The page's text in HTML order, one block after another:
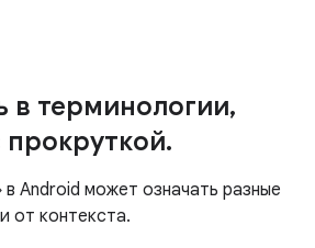
в терминологии,
прокруткой.
Android может означать разные
от контекста.